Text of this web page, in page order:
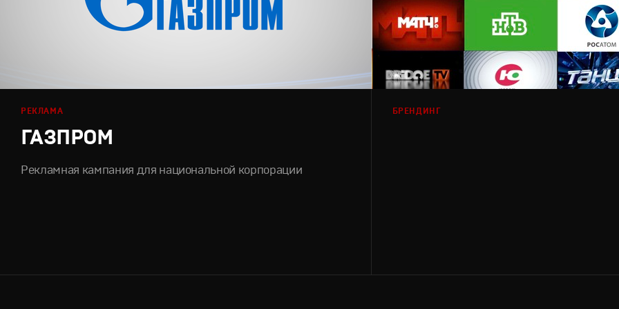
РЕКЛАМА
ГАЗПРОМ
Рекламная кампания для национальной корпорации
БРЕНДИНГ